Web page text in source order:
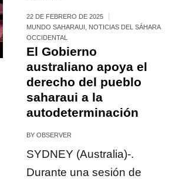
22 DE FEBRERO DE 2025
MUNDO SAHARAUI
NOTICIAS DEL SÁHARA
OCCIDENTAL
El Gobierno
australiano apoya el
derecho del pueblo
saharaui a la
autodeterminación
BYOBSERVER
SYDNEY (Australia)-.
Durante una sesión de